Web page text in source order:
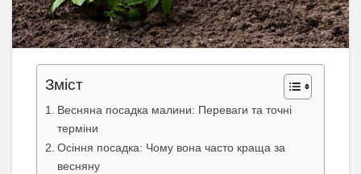
Зміст
Весняна посадка малини: Переваги та точні
терміни
Осіння посадка: Чому вона часто краща за
весняну